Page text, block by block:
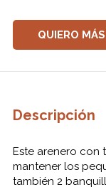
QUIERO
Descripción
Este arenero con
mantener los
también 2